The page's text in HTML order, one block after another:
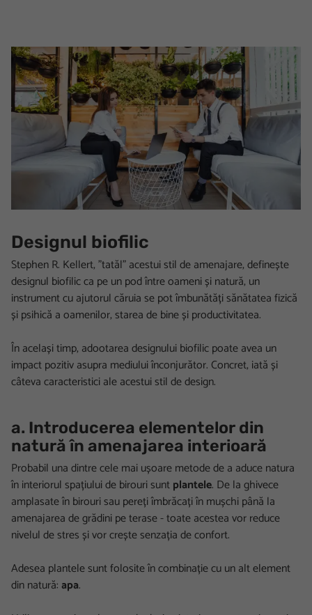
Designul biofilic
Stephen R. Kellert, ”tatăl” acestui stil de amenajare, definește
designul biofilic ca pe un pod între oameni și natură, un
instrument cu ajutorul căruia se pot îmbunătăți sănătatea fizică
și psihică a oamenilor, starea de bine și productivitatea.
În același timp, adootarea designului biofilic poate avea un
impact pozitiv asupra mediului înconjurător. Concret, iată și
câteva caracteristici ale acestui stil de design.
a. Introducerea elementelor din
natură în amenajarea interioară
Probabil una dintre cele mai ușoare metode de a aduce natura
în interiorul spațiului de birouri suntplantele. De la ghivece
amplasate în birouri sau pereți îmbrăcați în mușchi până la
amenajarea de grădini pe terase - toate acestea vor reduce
nivelul de stres și vor crește senzația de confort.
Adesea plantele sunt folosite în combinație cu un alt element
din natură: apa.